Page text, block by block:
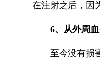
在注射之后，因
6、从外周血
至今没有损害